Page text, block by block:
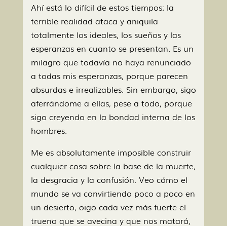
Ahí está lo difícil de estos tiempos: la
terrible realidad ataca y aniquila
totalmente los ideales, los sueños y las
esperanzas en cuanto se presentan. Es un
milagro que todavía no haya renunciado
a todas mis esperanzas, porque parecen
absurdas e irrealizables. Sin embargo, sigo
aferrándome a ellas, pese a todo, porque
sigo creyendo en la bondad interna de los
hombres.
Me es absolutamente imposible construir
cualquier cosa sobre la base de la muerte,
la desgracia y la confusión. Veo cómo el
mundo se va convirtiendo poco a poco en
un desierto, oigo cada vez más fuerte el
trueno que se avecina y que nos matará,